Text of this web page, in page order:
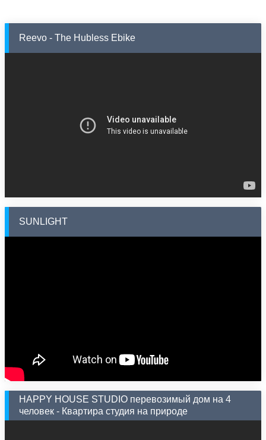
Reevo - The Hubless Ebike
SUNLIGHT
HAPPY HOUSE STUDIO перевозимый дом на 4
человек - Квартира студия на природе